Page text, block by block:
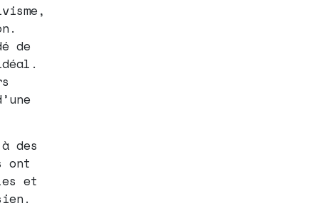
de
des
ont
et